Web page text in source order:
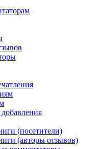
(посетители)
(авторы отзывов)